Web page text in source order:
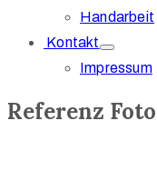
Handarbeit
Kontakt
Impressum
Referenz